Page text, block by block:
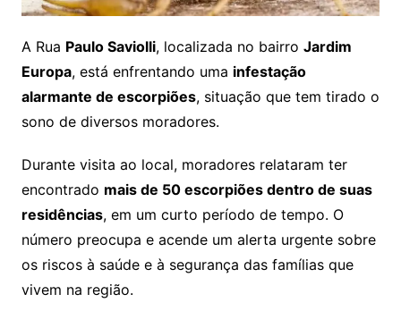
A Rua Paulo Saviolli, localizada no bairro Jardim
Europa, está enfrentando uma infestação
alarmante de escorpiões, situação que tem tirado o
sono de diversos moradores.
Durante visita ao local, moradores relataram ter
encontrado mais de 50 escorpiões dentro de suas
residências, em um curto período de tempo. O
número preocupa e acende um alerta urgente sobre
os riscos à saúde e à segurança das famílias que
vivem na região.